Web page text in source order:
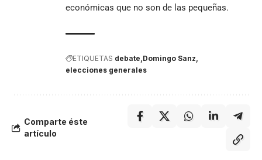
económicas que no son de las pequeñas.
ETIQUETAS debate Domingo Sanz
elecciones generales
Comparte éste
artículo